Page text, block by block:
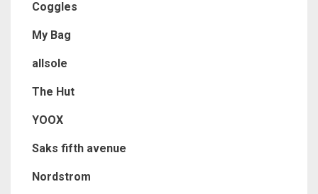
Coggles
My Bag
allsole
The Hut
YOOX
Saks fifth avenue
Nordstrom